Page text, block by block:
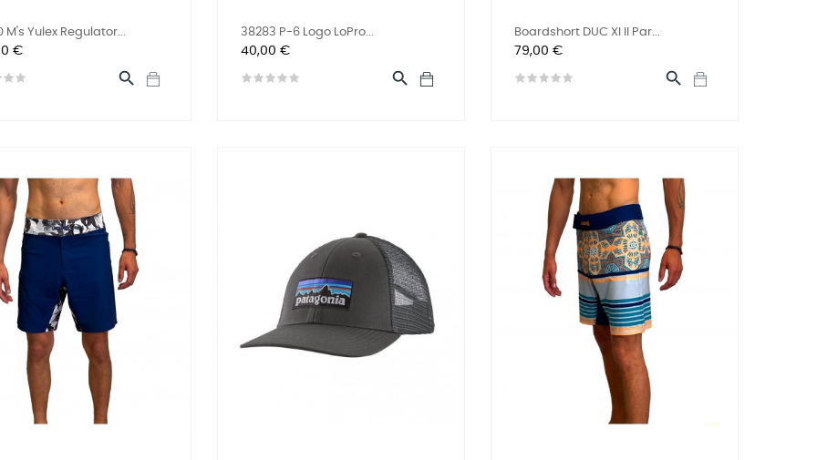
M's Yulex Regulator...
€

38283 P-6 Logo LoPro...
Prix
40,00 €

Boardshort DUC XI II Par...
Prix
79,00 €
